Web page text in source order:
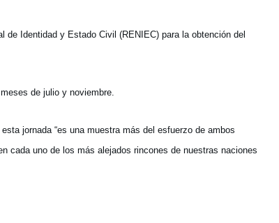
Identidad y Estado Civil (RENIEC) para la obtención del
de julio y noviembre.
jornada “es una muestra más del esfuerzo de ambos
cada uno de los más alejados rincones de nuestras naciones